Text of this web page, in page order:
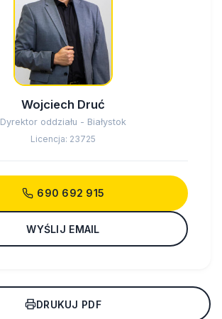
Wojciech Druć
Dyrektor oddziału - Białystok
Licencja: 23725
690 692 915
WYŚLIJ EMAIL
DRUKUJ PDF